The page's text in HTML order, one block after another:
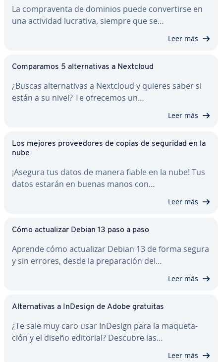
La co­m­pra­ve­n­ta de dominios puede co­n­ve­r­ti­r­se en
una actividad lucrativa, siempre que se…
Leer más
Co­m­pa­ra­mos 5 al­te­r­na­ti­vas a Nextcloud
¿Buscas al­te­r­na­ti­vas a Nextcloud y quieres saber si
están a su nivel? Te ofrecemos un…
Leer más
Los mejores pro­vee­do­res de copias de seguridad en la
nube
¡Asegura tus datos de manera fiable en la nube! Tus
datos estarán en buenas manos con…
Leer más
Cómo ac­tua­li­zar Debian 13 paso a paso
Aprende cómo ac­tua­li­zar Debian 13 de forma segura
y sin errores, desde la pre­pa­ra­ción del…
Leer más
Al­te­r­na­ti­vas a InDesign de Adobe gratuitas
¿Te sale muy caro usar InDesign para la ma­que­ta­
ción y el diseño editorial? Descubre las…
Leer más